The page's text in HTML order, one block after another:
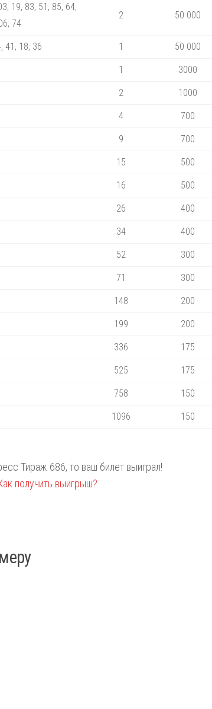
19, 83, 51, 85, 64,
74
2 50 000
41, 18, 36 1 50 000
1 3000
2 1000
4 700
9 700
15 500
16 500
26 400
34 400
52 300
71 300
148 200
199 200
336 175
525 175
758 150
1096 150
Тираж 686, то ваш билет выиграл!
получить выигрыш?